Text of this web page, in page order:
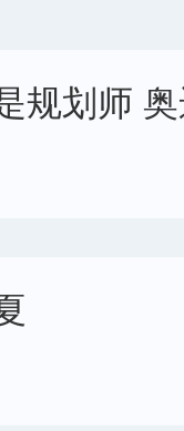
预